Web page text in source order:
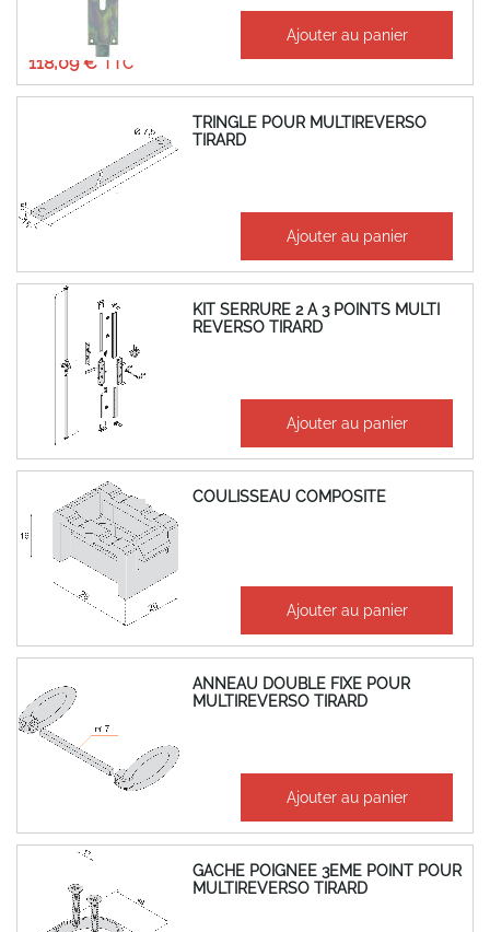
118,09 €
98,41 € Ajouter au panier
TRINGLE POUR MULTIREVERSO
TIRARD
28,62 € Ajouter au panier
KIT SERRURE 2 A 3 POINTS MULTI
REVERSO TIRARD
298,04 €
Ajouter au panier
COULISSEAU COMPOSITE
6,06 € Ajouter au panier
ANNEAU DOUBLE FIXE POUR
MULTIREVERSO TIRARD
Ajouter au panier
GACHE POIGNEE 3EME POINT POUR
MULTIREVERSO TIRARD